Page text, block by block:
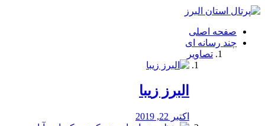
فصد
شرق
تهران
خشکشویی
صفحه اصلی
چند رسانه ای
تصاویر
البرز زیبا
اکتبر 22, 2019